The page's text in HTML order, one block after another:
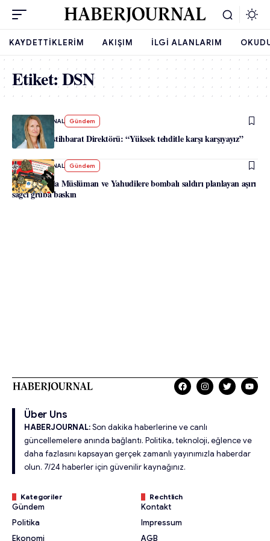
KAYDETTIKLERIM AKIŞIM İLGI ALANLARIM
Etiket:DSN
- HABERJOURNAL Gündem
Avusturya İstihbarat Direktörü: “Yüksek tehditle karşı karşıyayız”
-HABERJOURNAL Gündem
Avusturya’da Müslüman ve Yahudilere bombalı saldırı planlayan aşırı
sağcı gruba baskın
Über Uns
HABERJOURNAL:Son dakika haberlerine ve canlı
güncellemelere anında bağlantı. Politika, teknoloji, eğlence ve
daha fazlasını kapsayan gerçek zamanlı yayınımızla haberdar
olun. 7/24 haberler için güvenilir kaynağınız.
Kategoriler
Gündem
Politika
Ekonomi
Rechtlich
Kontakt
Impressum
AGB